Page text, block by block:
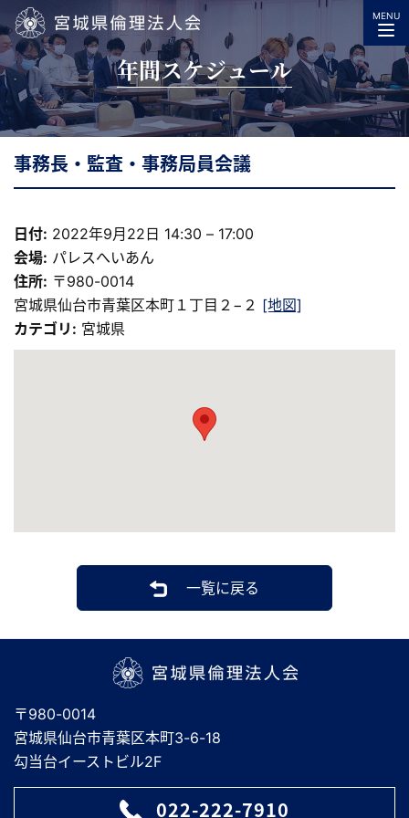
宮城県倫理法人会
MENU
年間スケジュール
事務長・監査・事務局員会議
日付: 2022年9月22日 14:30 – 17:00
会場: パレスへいあん
住所: 〒980-0014
宮城県仙台市青葉区本町１丁目２−２ [地図]
カテゴリ: 宮城県
一覧に戻る
〒980-0014
宮城県仙台市青葉区本町3-6-18
勾当台イーストビル2F
022-222-7910